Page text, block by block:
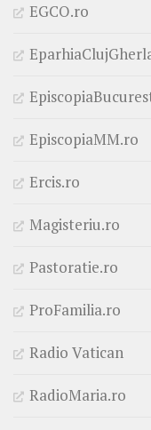
EGCO.ro
EpiscopiaMM.ro
Ercis.ro
Magisteriu.ro
Pastoratie.ro
ProFamilia.ro
Radio Vatican
RadioMaria.ro